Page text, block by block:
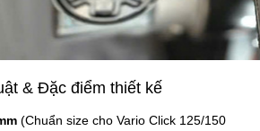
& Đặc điểm thiết kế
(Chuẩn size cho Vario Click 125/150